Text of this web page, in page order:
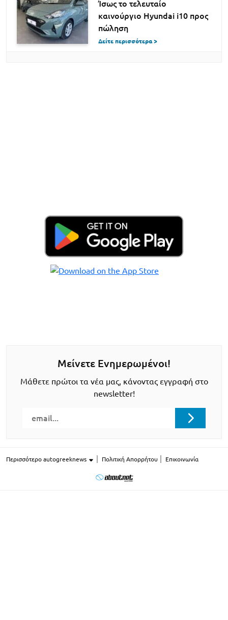
Ίσως το τελευταίο
καινούργιο Hyundai i10 προς
πώληση
Δείτε περισσότερα >
Μείνετε Ενημερωμένοι!
Μάθετε πρώτοι τα νέα μας, κάνοντας εγγραφή στο
newsletter!
Περισσότερο autogreeknews Πολιτική Απορρήτου Επικοινωνία